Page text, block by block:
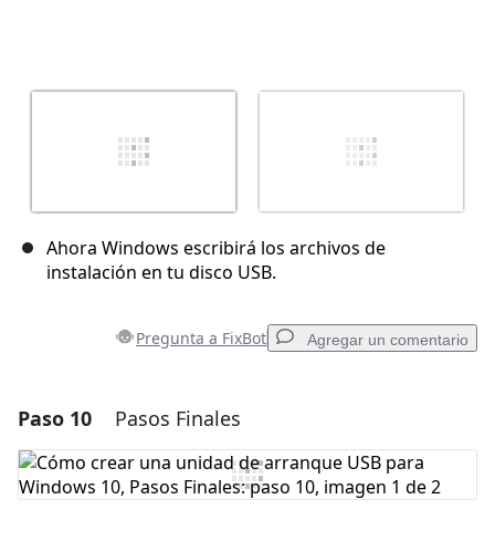
Ahora Windows escribirá los archivos de
instalación en tu disco USB.
Pregunta a FixBot Agregar un comentario
Agregar un comentario
Agregar Comentario
Paso 10 Pasos Finales